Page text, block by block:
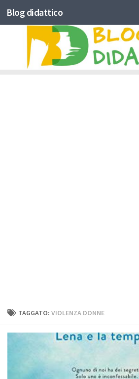
Skip to content
Blog didattico
TAGGATO: VIOLENZA DONNE